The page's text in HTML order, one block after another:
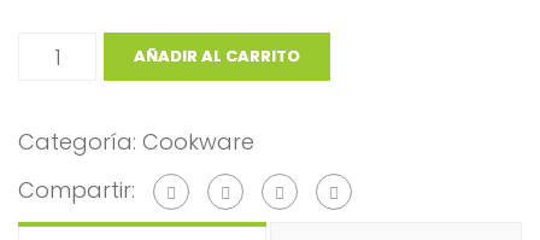
AÑADIR AL CARRITO
Categoría: Cookware
Compartir: